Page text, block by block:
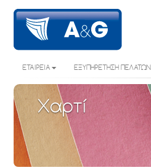
ΕΤΑΙΡΕΙΑ ΕΞΥΠΗΡΕΤΗΣΗ ΠΕΛΑΤΩΝ
Χαρτί